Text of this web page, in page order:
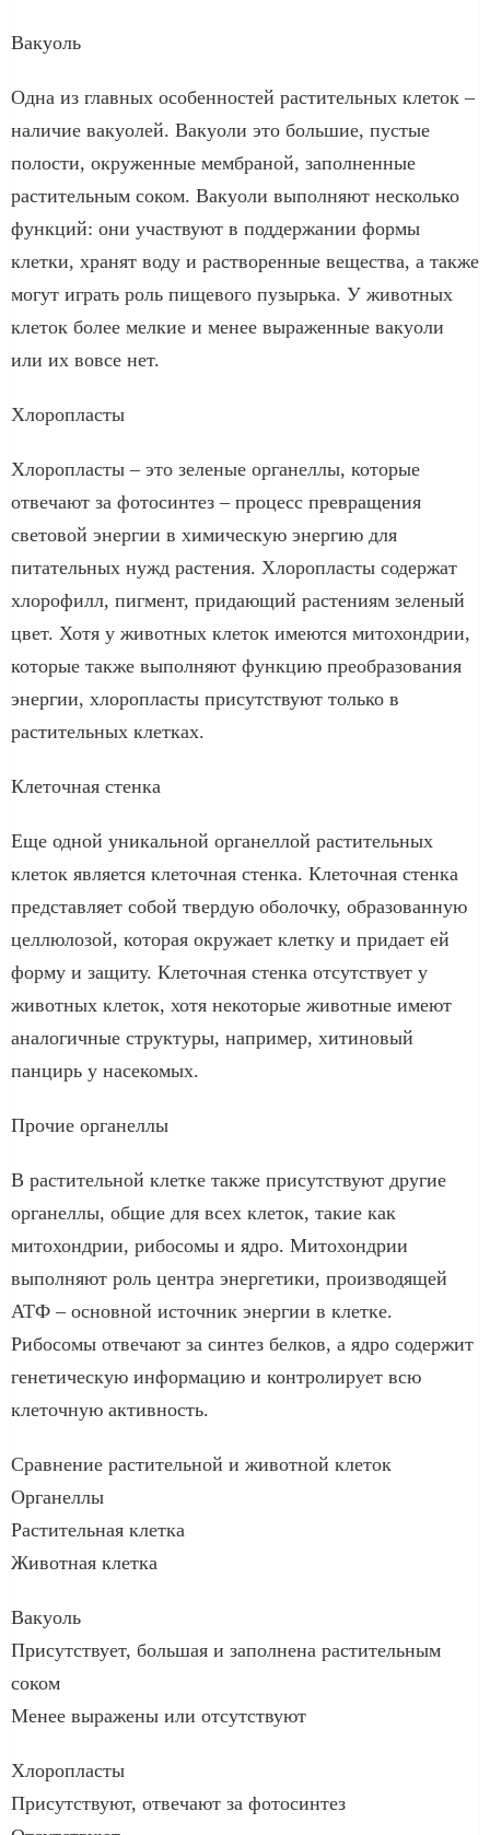
Вакуоль
Одна из главных особенностей растительных клеток –
наличие вакуолей. Вакуоли это большие, пустые
полости, окруженные мембраной, заполненные
растительным соком. Вакуоли выполняют несколько
функций: они участвуют в поддержании формы
клетки, хранят воду и растворенные вещества, а также
могут играть роль пищевого пузырька. У животных
клеток более мелкие и менее выраженные вакуоли
или их вовсе нет.
Хлоропласты
Хлоропласты – это зеленые органеллы, которые
отвечают за фотосинтез – процесс превращения
световой энергии в химическую энергию для
питательных нужд растения. Хлоропласты содержат
хлорофилл, пигмент, придающий растениям зеленый
цвет. Хотя у животных клеток имеются митохондрии,
которые также выполняют функцию преобразования
энергии, хлоропласты присутствуют только в
растительных клетках.
Клеточная стенка
Еще одной уникальной органеллой растительных
клеток является клеточная стенка. Клеточная стенка
представляет собой твердую оболочку, образованную
целлюлозой, которая окружает клетку и придает ей
форму и защиту. Клеточная стенка отсутствует у
животных клеток, хотя некоторые животные имеют
аналогичные структуры, например, хитиновый
панцирь у насекомых.
Прочие органеллы
В растительной клетке также присутствуют другие
органеллы, общие для всех клеток, такие как
митохондрии, рибосомы и ядро. Митохондрии
выполняют роль центра энергетики, производящей
АТФ – основной источник энергии в клетке.
Рибосомы отвечают за синтез белков, а ядро содержит
генетическую информацию и контролирует всю
клеточную активность.
Сравнение растительной и животной клеток
Органеллы
Растительная клетка
Животная клетка
Вакуоль
Присутствует, большая и заполнена растительным
соком
Менее выражены или отсутствуют
Хлоропласты
Присутствуют, отвечают за фотосинтез